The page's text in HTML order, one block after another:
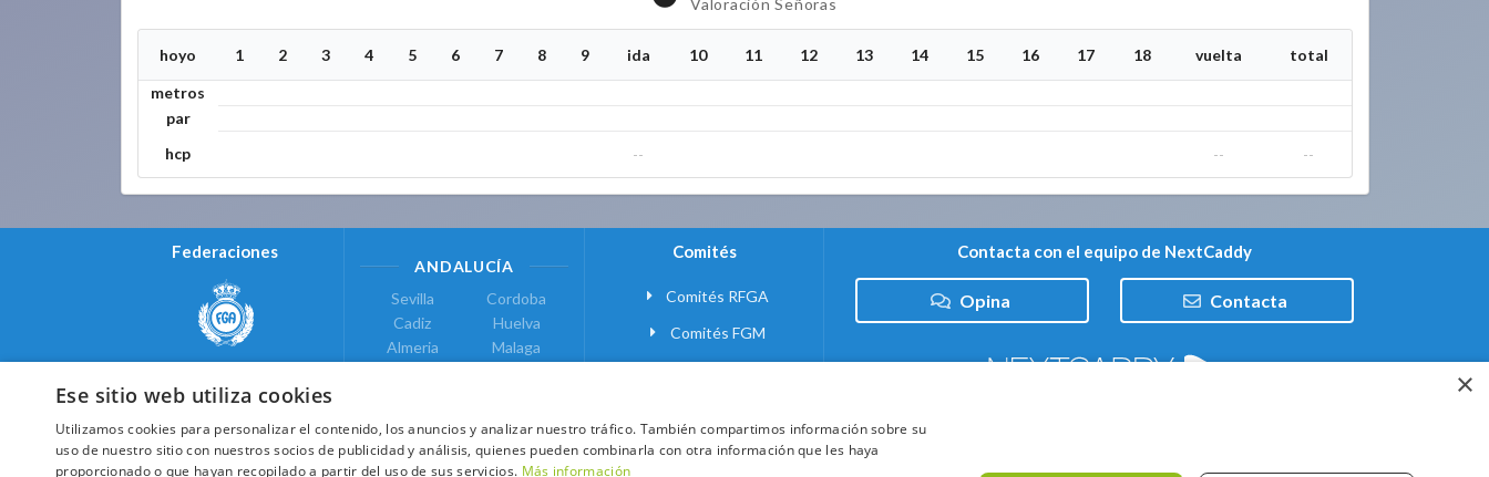
Valoración Señoras
hoyo 1 2 3 4 5 6 7 8 9 ida 10 11 12 13 14 15 16 17 18 vuelta
total
metros
par
hcp
-- -- --
Federaciones
Real Federación Andaluza de
Golf
ANDALUCÍA
Sevilla
Cadiz
Almeria
Cordoba
Huelva
Malaga
Valencia
COMUNIDAD DE MADRID
Comités
Comités RFGA
Comités FGM
Contacta con el equipo de NextCaddy
Opina Contacta
×
Ese sitio web utiliza cookies
Utilizamos cookies para personalizar el contenido, los anuncios y analizar nuestro tráfico. También compartimos información sobre su
uso de nuestro sitio con nuestros socios de publicidad y análisis, quienes pueden combinarla con otra información que les haya
proporcionado o que hayan recopilado a partir del uso de sus servicios. Más información